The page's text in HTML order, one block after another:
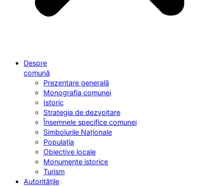
Despre
comună
Prezentare generală
Monografia comunei
Istoric
Strategia de dezvoltare
Însemnele specifice comunei
Simbolurile Naționale
Populația
Obiective locale
Monumente istorice
Turism
Autoritățile